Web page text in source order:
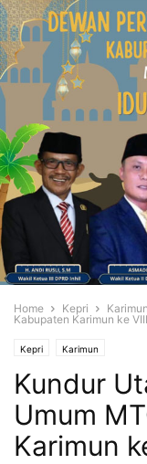
Home Kepri Karimun
Kabupaten Karimun ke VIII
Kepri Karimun
Kundur
Umum
Karimun